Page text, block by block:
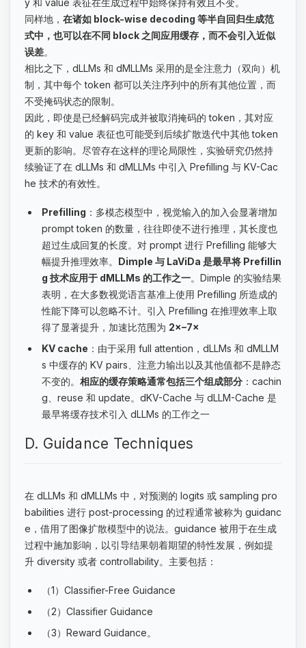
y 和 value 表征在生成过程中始终保持有效且不变。
同样地， 在诸如 block-wise decoding 等半自回归生成范
式中，也可以在不同 block 之间应用缓存，而不会引入近似
误差。
相比之下，dLLMs 和 dMLLMs 采用的是全注意力（双向）机
制，其中每个 token 都可以关注序列中的所有其他位置，而
不受掩码状态的限制。
因此，即使是已经解码完成并被取消掩码的 token，其对应
的 key 和 value 表征也可能受到后续扩散迭代中其他 token
更新的影响。尽管存在这样的理论局限性，实验研究仍然持
续验证了在 dLLMs 和 dMLLMs 中引入 Prefilling 与 KV-Cac
he 技术的有效性。
Prefilling ：多模态模型中，视觉输入的加入会显著增加
prompt token 的数量，往往即使不进行推理，其长度也
超过生成回复的长度。对 prompt 进行 Prefilling 能够大
幅提升推理效率。 Dimple 与 LaViDa 是最早将 Prefillin
g 技术应用于 dMLLMs 的工作之一。Dimple 的实验结果
表明，在大多数视觉语言基准上使用 Prefilling 所造成的
性能下降可以忽略不计。引入 Prefilling 在推理效率上取
得了显著提升，加速比范围为 2×–7×
KV cache ：由于采用 full attention，dLLMs 和 dMLLM
s 中缓存的 KV pairs、注意力输出以及其他值都不是静态
不变的。 相应的缓存策略通常包括三个组成部分：cachin
g、reuse 和 update。dKV-Cache 与 dLLM-Cache 是
最早将缓存技术引入 dLLMs 的工作之一
D. Guidance Techniques
在 dLLMs 和 dMLLMs 中，对预测的 logits 或 sampling pro
babilities 进行 post-processing 的过程通常被称为 guidanc
e，借用了图像扩散模型中的说法。guidance 被用于在生成
过程中施加影响，以引导结果朝着期望的特性发展，例如提
升 diversity 或者 controllability。主要包括：
（1）Classifier-Free Guidance
（2）Classifier Guidance
（3）Reward Guidance。